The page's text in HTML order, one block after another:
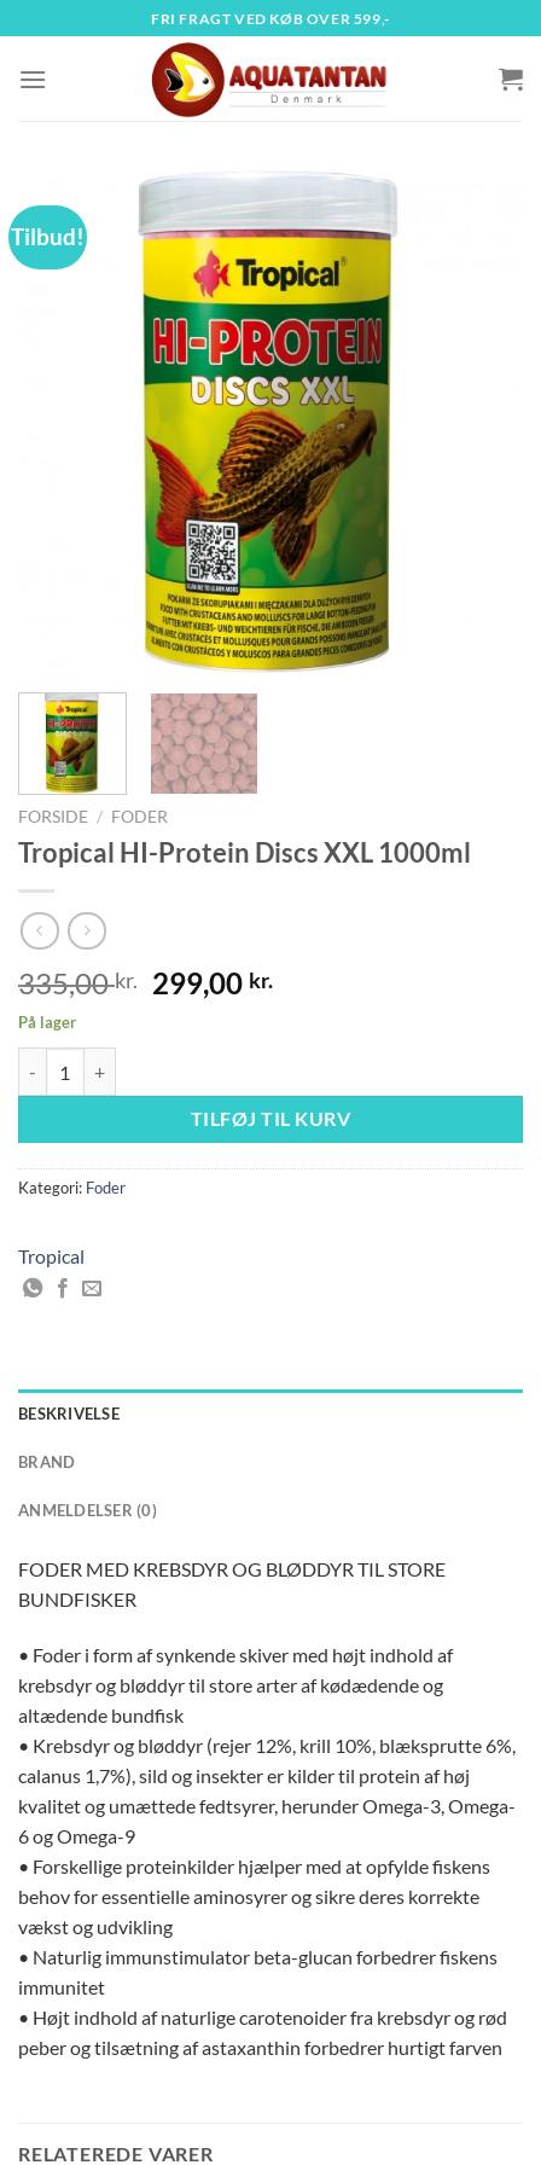
til
indhold
FRI FRAGT VED KØB OVER 599,-
Tilbud!
FORSIDE / FODER
Tropical HI-Protein Discs XXL 1000ml
335,00kr.
Den
oprindelige
335,00 kr..
299,00 kr.Den
299,00 kr..
På lager
TILFØJ TIL KURV
Kategori: Foder
Tropical
BESKRIVELSE
BRAND
ANMELDELSER (0)
FODER MED KREBSDYR OG BLØDDYR TIL STORE
BUNDFISKER
• Foder i form af synkende skiver med højt indhold af
krebsdyr og bløddyr til store arter af kødædende og
altædende bundfisk
• Krebsdyr og bløddyr (rejer 12%, krill 10%, blæksprutte 6%,
calanus 1,7%), sild og insekter er kilder til protein af høj
kvalitet og umættede fedtsyrer, herunder Omega-3, Omega-
6 og Omega-9
• Forskellige proteinkilder hjælper med at opfylde fiskens
behov for essentielle aminosyrer og sikre deres korrekte
vækst og udvikling
• Naturlig immunstimulator beta-glucan forbedrer fiskens
immunitet
• Højt indhold af naturlige carotenoider fra krebsdyr og rød
peber og tilsætning af astaxanthin forbedrer hurtigt farven
RELATEREDE VARER